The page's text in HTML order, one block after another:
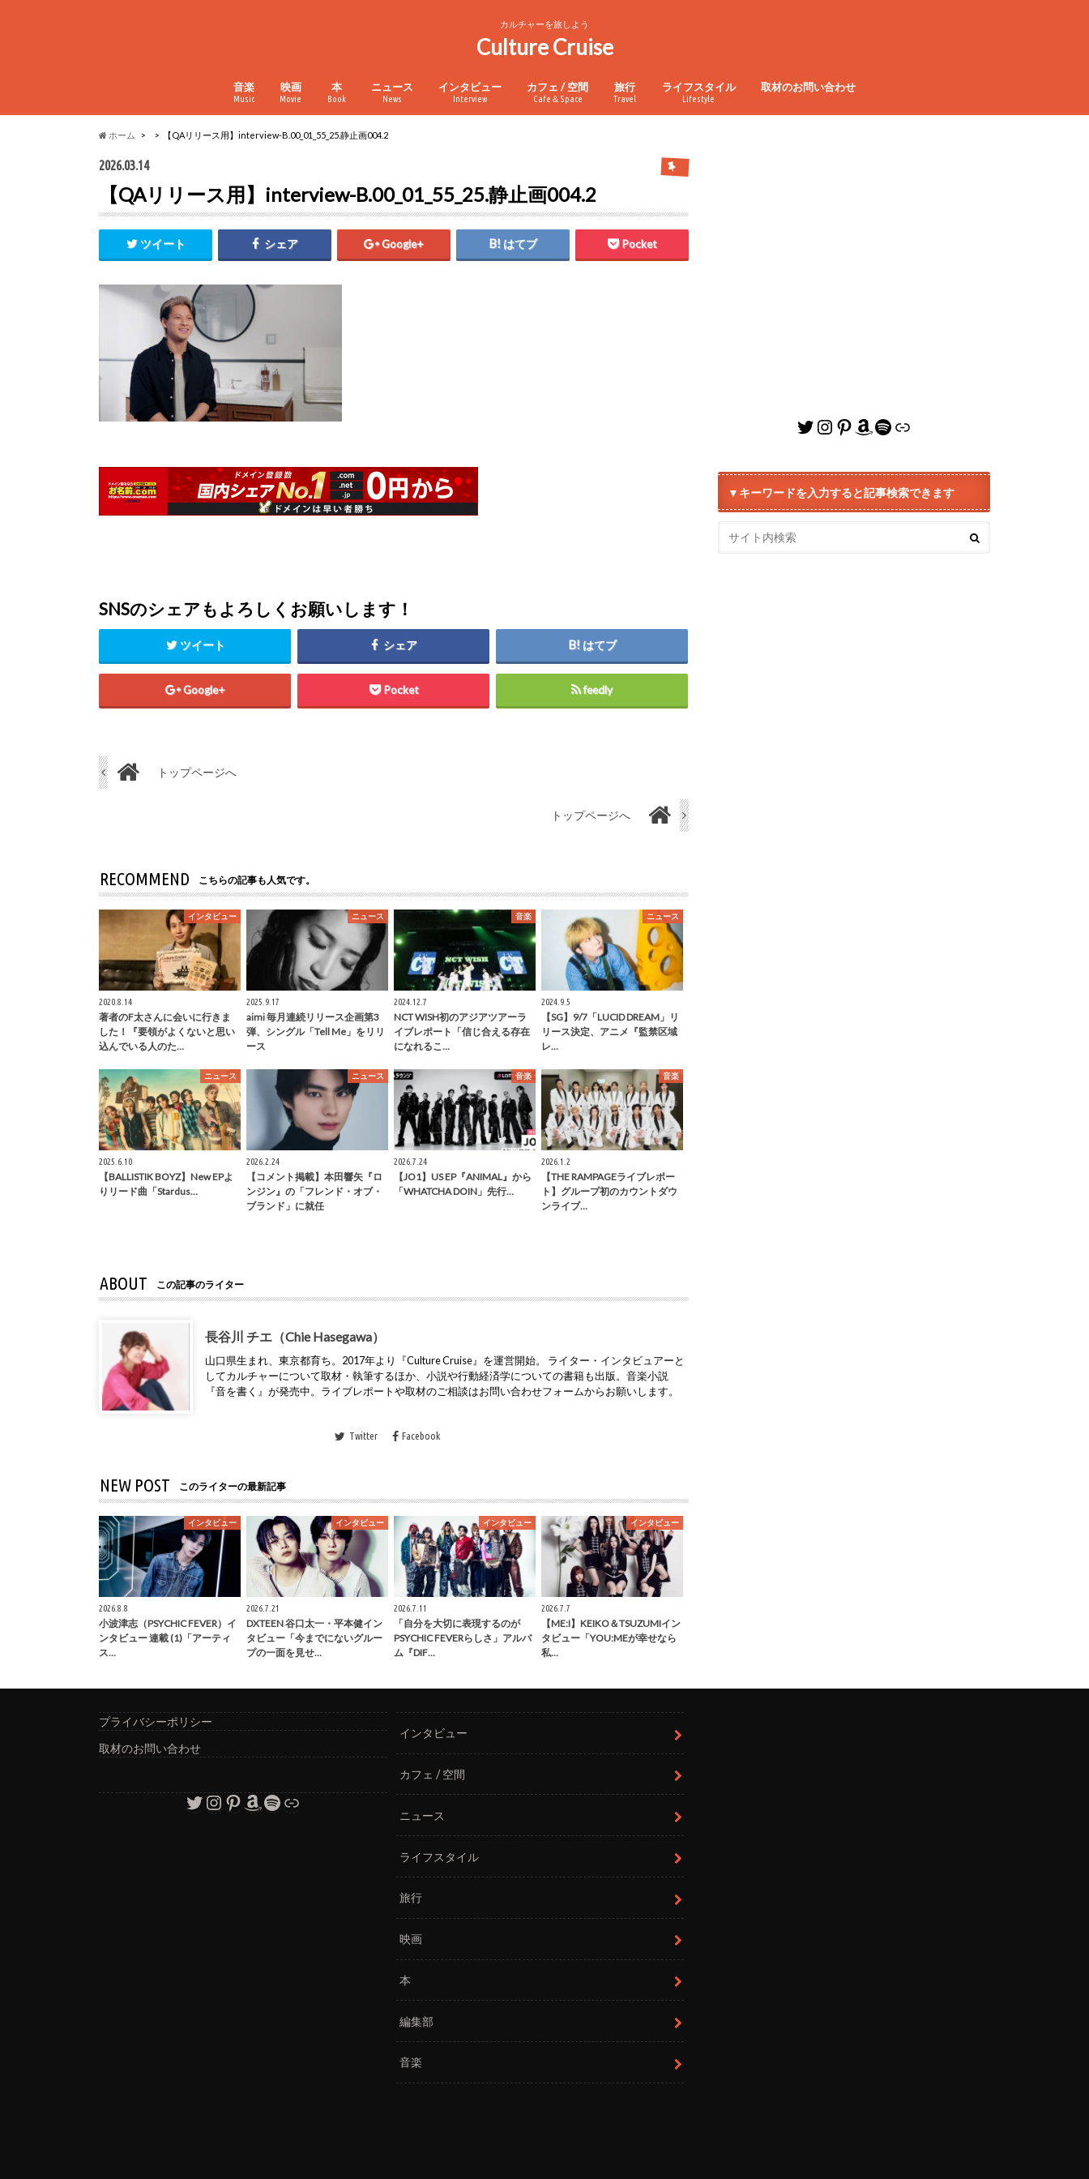
カルチャーを旅しよう
Culture Cruise
音楽
Music
映画
Movie
本
Book
ニュース
News
インタビュー
Interview
カフェ / 空間
Cafe＆Space
旅行
Travel
ライフスタイル
Lifestyle
取材のお問い合わせ
ホーム 【QAリリース用】interview-B.00_01_55_25.静止画004.2
2026.03.14
【QAリリース用】interview-B.00_01_55_25.静止画004.2
ツイート シェア Google+ はてブ Pocket
SNSのシェアもよろしくお願いします！
ツイート シェア はてブ
Google+ Pocket feedly
トップページへ
トップページへ
RECOMMEND こちらの記事も人気です。
インタビュー
2020.8.14
著者のF太さんに会いに行きま
した！『要領がよくないと思い
込んでいる人のた…
ニュース
2025.9.17
aimi 毎月連続リリース企画第3
弾、シングル「Tell Me」をリリ
ース
音楽
2024.12.7
NCT WISH初のアジアツアーラ
イブレポート「信じ合える存在
になれるこ…
ニュース
2024.9.5
【SG】9/7「LUCID DREAM」リ
リース決定、アニメ『監禁区域
レ…
ニュース
2025.6.10
【BALLISTIK BOYZ】New EPよ
りリード曲「Stardus…
ニュース
2026.2.24
【コメント掲載】本田響矢『ロ
ンジン』の「フレンド・オブ・
ブランド」に就任
音楽
2026.7.24
【JO1】US EP『ANIMAL』から
「WHATCHA DOIN」先行…
音楽
2026.1.2
【THE RAMPAGEライブレポー
ト】グループ初のカウントダウ
ンライブ…
ABOUT この記事のライター
長谷川 チエ（Chie Hasegawa）
山口県生まれ、東京都育ち。2017年より『Culture Cruise』を運営開始。 ライター・インタビュアーと
してカルチャーについて取材・執筆するほか、小説や行動経済学についての書籍も出版。音楽小説
『音を書く』が発売中。ライブレポートや取材のご相談はお問い合わせフォームからお願いします。
Twitter Facebook
NEW POST このライターの最新記事
インタビュー
2026.8.8
小波津志（PSYCHIC FEVER）イ
ンタビュー 連載 (1)「アーティ
ス…
インタビュー
2026.7.21
DXTEEN 谷口太一・平本健イン
タビュー「今までにないグルー
プの一面を見せ…
インタビュー
2026.7.11
「自分を大切に表現するのが
PSYCHIC FEVERらしさ」アルバ
ム『DIF…
インタビュー
2026.7.7
【ME:I】KEIKO＆TSUZUMIイン
タビュー「YOU:MEが幸せなら
私…
Twitter
Instagram
Pinterest
Amazon
Spotify
リンク
▼キーワードを入力すると記事検索できます
プライバシーポリシー
取材のお問い合わせ
Twitter
Instagram
Pinterest
Amazon
Spotify
リンク
インタビュー
カフェ / 空間
ニュース
ライフスタイル
旅行
映画
本
編集部
音楽